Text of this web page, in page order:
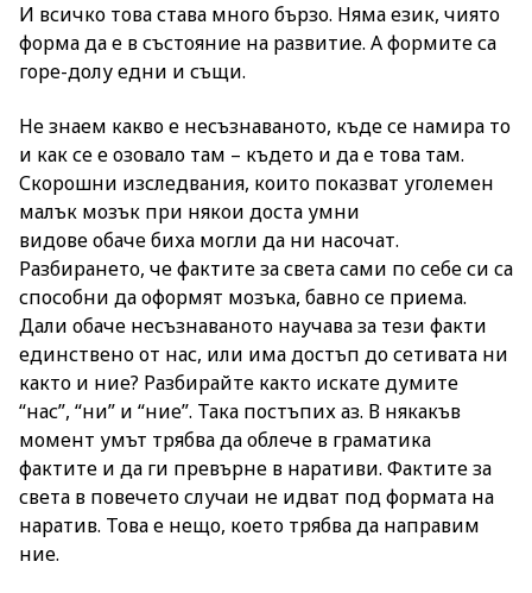
И всичко това става много бързо. Няма език, чиято
форма да е в състояние на развитие. А формите са
горе-долу едни и същи.
Не знаем какво е несъзнаваното, къде се намира то
и как се е озовало там – където и да е това там.
Скорошни изследвания, които показват уголемен
малък мозък при някои доста умни
видове обаче биха могли да ни насочат.
Разбирането, че фактите за света сами по себе си са
способни да оформят мозъка, бавно се приема.
Дали обаче несъзнаваното научава за тези факти
единствено от нас, или има достъп до сетивата ни
както и ние? Разбирайте както искате думите
“нас”, “ни” и “ние”. Така постъпих аз. В някакъв
момент умът трябва да облече в граматика
фактите и да ги превърне в наративи. Фактите за
света в повечето случаи не идват под формата на
наратив. Това е нещо, което трябва да направим
ние.